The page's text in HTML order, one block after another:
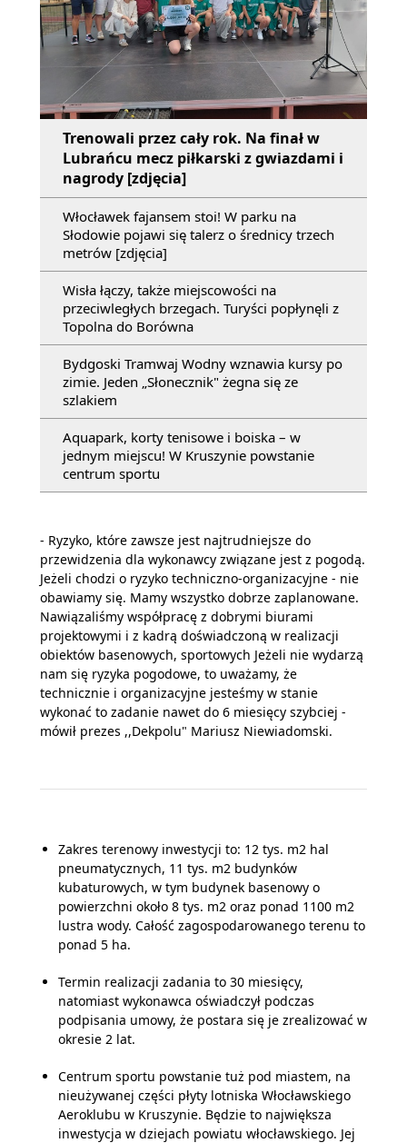
Trenowali przez cały rok. Na finał w
Lubrańcu mecz piłkarski z gwiazdami i
nagrody [zdjęcia]
Włocławek fajansem stoi! W parku na
Słodowie pojawi się talerz o średnicy trzech
metrów [zdjęcia]
Wisła łączy, także miejscowości na
przeciwległych brzegach. Turyści popłynęli z
Topolna do Borówna
Bydgoski Tramwaj Wodny wznawia kursy po
zimie. Jeden „Słonecznik" żegna się ze
szlakiem
Aquapark, korty tenisowe i boiska – w
jednym miejscu! W Kruszynie powstanie
centrum sportu
- Ryzyko, które zawsze jest najtrudniejsze do
przewidzenia dla wykonawcy związane jest z pogodą.
Jeżeli chodzi o ryzyko techniczno-organizacyjne - nie
obawiamy się. Mamy wszystko dobrze zaplanowane.
Nawiązaliśmy współpracę z dobrymi biurami
projektowymi i z kadrą doświadczoną w realizacji
obiektów basenowych, sportowych Jeżeli nie wydarzą
nam się ryzyka pogodowe, to uważamy, że
technicznie i organizacyjne jesteśmy w stanie
wykonać to zadanie nawet do 6 miesięcy szybciej -
mówił prezes ,,Dekpolu" Mariusz Niewiadomski.
Zakres terenowy inwestycji to: 12 tys. m2 hal
pneumatycznych, 11 tys. m2 budynków
kubaturowych, w tym budynek basenowy o
powierzchni około 8 tys. m2 oraz ponad 1100 m2
lustra wody. Całość zagospodarowanego terenu to
ponad 5 ha.
Termin realizacji zadania to 30 miesięcy,
natomiast wykonawca oświadczył podczas
podpisania umowy, że postara się je zrealizować w
okresie 2 lat.
Centrum sportu powstanie tuż pod miastem, na
nieużywanej części płyty lotniska Włocławskiego
Aeroklubu w Kruszynie. Będzie to największa
inwestycja w dziejach powiatu włocławskiego. Jej